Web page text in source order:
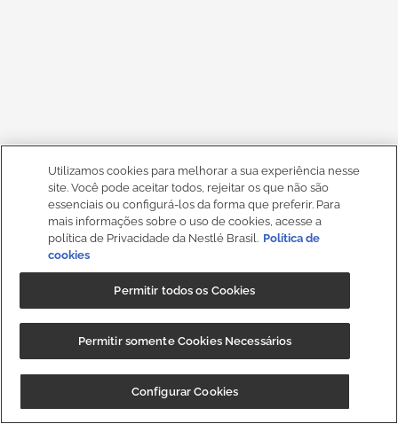
Utilizamos cookies para melhorar a sua experiência nesse
site. Você pode aceitar todos, rejeitar os que não são
essenciais ou configurá-los da forma que preferir. Para
mais informações sobre o uso de cookies, acesse a
política de Privacidade da Nestlé Brasil. Política de
cookies
Configurar Cookies
Permitir somente Cookies Necessários
Permitir todos os Cookies